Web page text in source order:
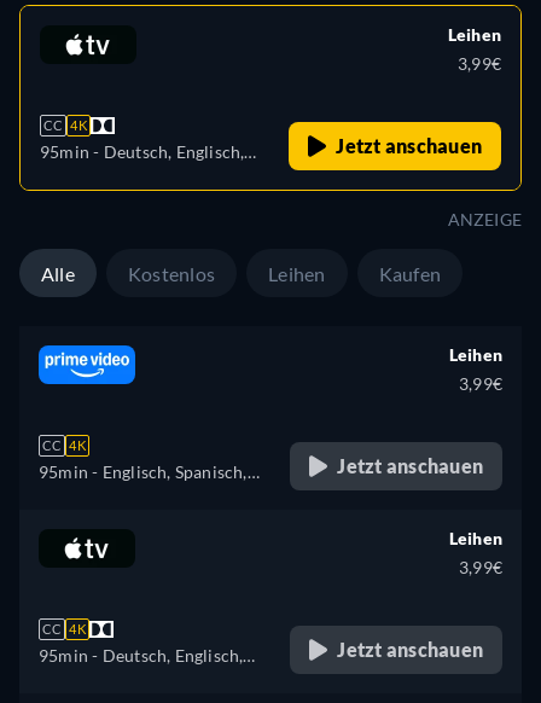
CC 4K
95min - Deutsch, Englisch,
Leihen
3,99€
Jetzt anschauen
ANZEIGE
Alle Kostenlos Leihen Kaufen
CC 4K
95min - Englisch, Spanisch,
Portugiesisch
Leihen
3,99€
Jetzt anschauen
CC 4K
95min - Deutsch, Englisch,
Leihen
3,99€
Jetzt anschauen